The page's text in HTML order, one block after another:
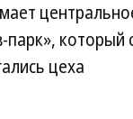
который
цеха